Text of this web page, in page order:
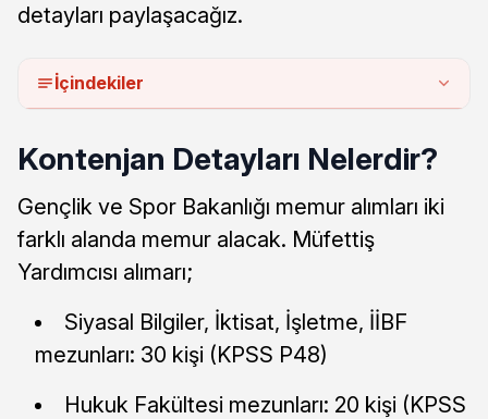
detayları paylaşacağız.
İçindekiler
Kontenjan Detayları Nelerdir?
Gençlik ve Spor Bakanlığı memur alımları iki
farklı alanda memur alacak. Müfettiş
Yardımcısı alımarı;
Siyasal Bilgiler, İktisat, İşletme, İİBF
mezunları: 30 kişi (KPSS P48)
Hukuk Fakültesi mezunları: 20 kişi (KPSS